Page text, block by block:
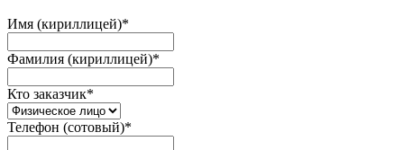
Имя (кириллицей)*
Фамилия (кириллицей)*
Кто заказчик*
Телефон (сотовый)*